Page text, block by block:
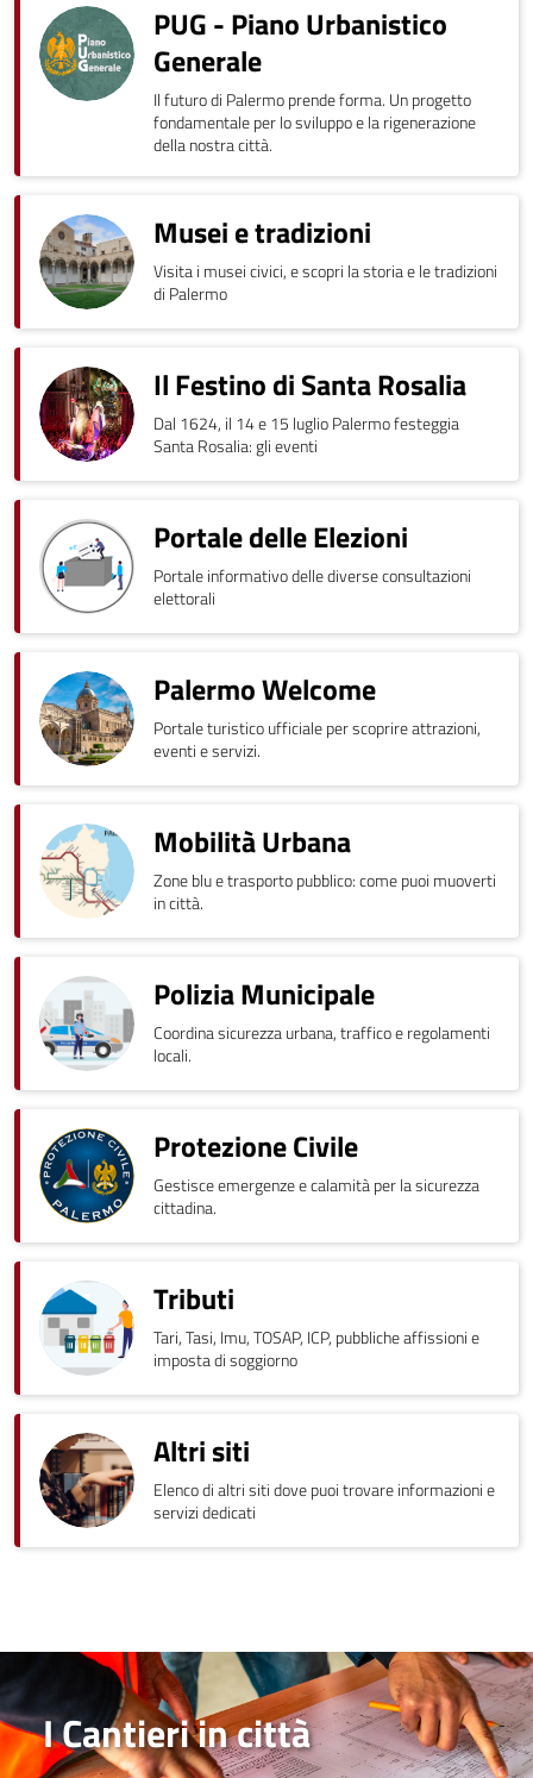
PUG - Piano Urbanistico
Generale
Il futuro di Palermo prende forma. Un progetto
fondamentale per lo sviluppo e la rigenerazione
della nostra città.
Musei e tradizioni
Visita i musei civici, e scopri la storia e le tradizioni
di Palermo
Il Festino di Santa Rosalia
Dal 1624, il 14 e 15 luglio Palermo festeggia
Santa Rosalia: gli eventi
Portale delle Elezioni
Portale informativo delle diverse consultazioni
elettorali
Palermo Welcome
Portale turistico ufficiale per scoprire attrazioni,
eventi e servizi.
Mobilità Urbana
Zone blu e trasporto pubblico: come puoi muoverti
in città.
Polizia Municipale
Coordina sicurezza urbana, traffico e regolamenti
locali.
Protezione Civile
Gestisce emergenze e calamità per la sicurezza
cittadina.
Tributi
Tari, Tasi, Imu, TOSAP, ICP, pubbliche affissioni e
imposta di soggiorno
Altri siti
Elenco di altri siti dove puoi trovare informazioni e
servizi dedicati
I Cantieri in città